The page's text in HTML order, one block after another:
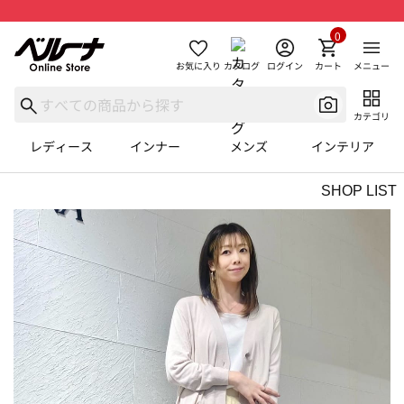
お気に入り カタログ ログイン カート
0
メニュー
カテゴリ
レディース インナー メンズ インテリア
SHOP LIST